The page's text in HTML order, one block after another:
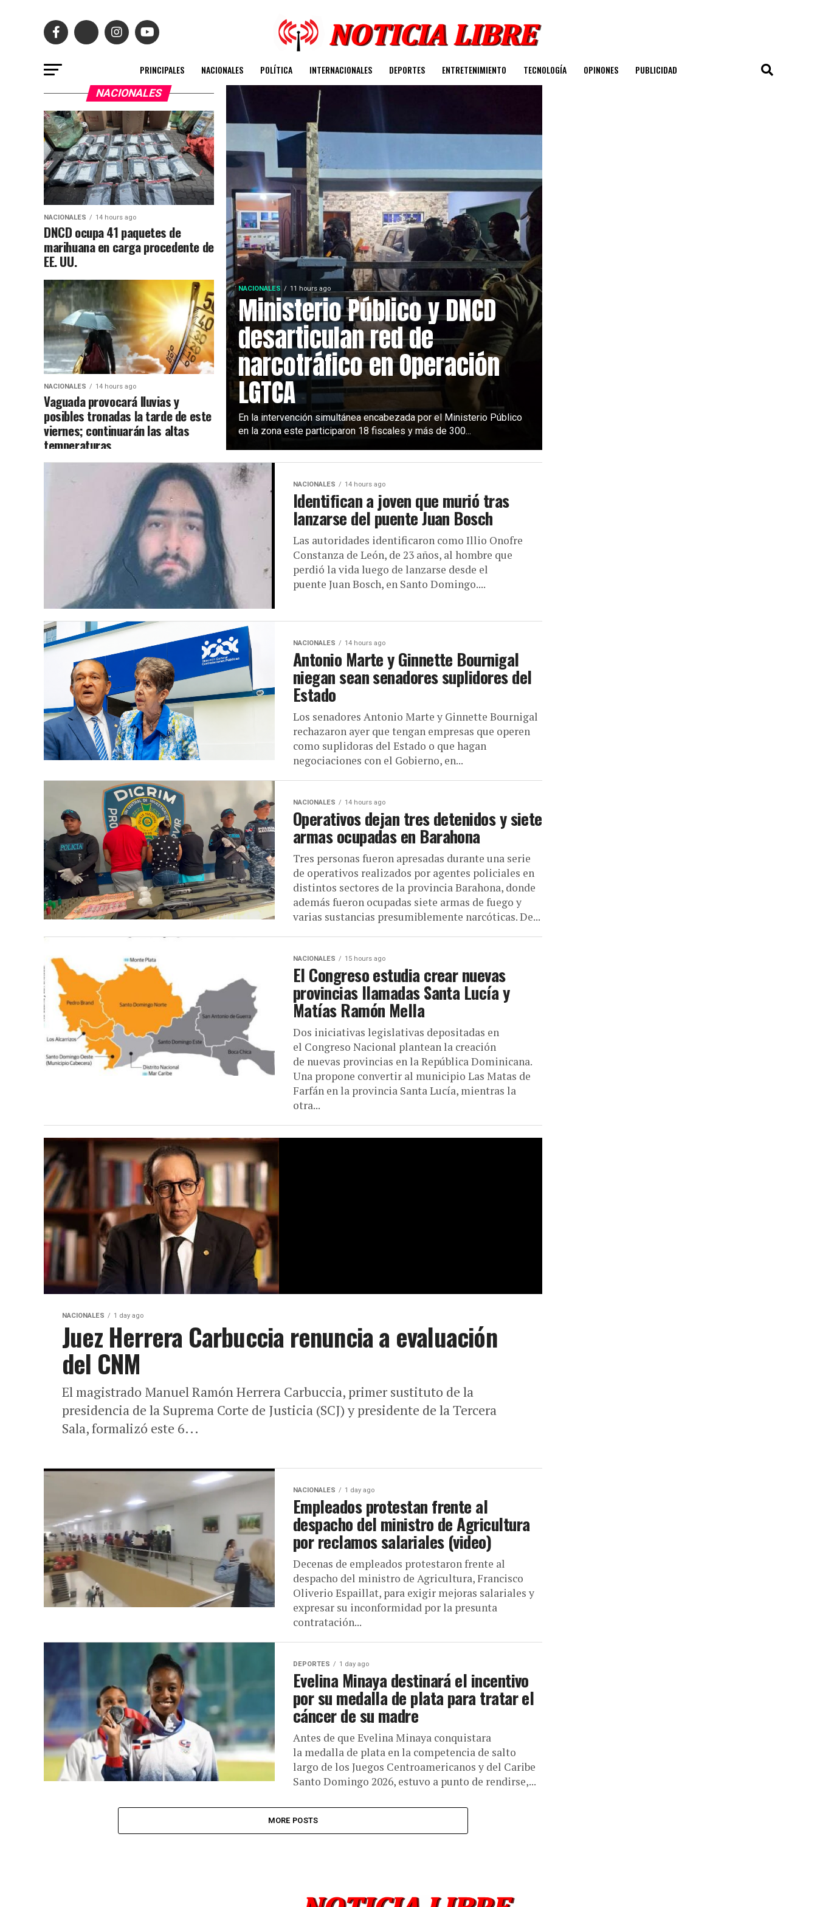
PRINCIPALES NACIONALES POLÍTICA INTERNACIONALES DEPORTES ENTRETENIMIENTO TECNOLOGÍA OPINONES PUBLICIDAD
NACIONALES 11 hours ago
Ministerio Público y DNCD
desarticulan red de
narcotráfico en Operación
LGTCA
En la intervención simultánea encabezada por el Ministerio Público
en la zona este participaron 18 fiscales y más de 300...
NACIONALES
NACIONALES 14 hours ago
DNCD ocupa 41 paquetes de
marihuana en carga procedente de
EE. UU.
NACIONALES 14 hours ago
Vaguada provocará lluvias y
posibles tronadas la tarde de este
viernes; continuarán las altas
temperaturas
NACIONALES 14 hours ago
Identifican a joven que murió tras
lanzarse del puente Juan Bosch
Las autoridades identificaron como Illio Onofre
Constanza de León, de 23 años, al hombre que
perdió la vida luego de lanzarse desde el
puente Juan Bosch, en Santo Domingo....
NACIONALES 14 hours ago
Antonio Marte y Ginnette Bournigal
niegan sean senadores suplidores del
Estado
Los senadores Antonio Marte y Ginnette Bournigal
rechazaron ayer que tengan empresas que operen
como suplidoras del Estado o que hagan
negociaciones con el Gobierno, en...
NACIONALES 14 hours ago
Operativos dejan tres detenidos y siete
armas ocupadas en Barahona
Tres personas fueron apresadas durante una serie
de operativos realizados por agentes policiales en
distintos sectores de la provincia Barahona, donde
además fueron ocupadas siete armas de fuego y
varias sustancias presumiblemente narcóticas. De...
NACIONALES 15 hours ago
El Congreso estudia crear nuevas
provincias llamadas Santa Lucía y
Matías Ramón Mella
Dos iniciativas legislativas depositadas en
el Congreso Nacional plantean la creación
de nuevas provincias en la República Dominicana.
Una propone convertir al municipio Las Matas de
Farfán en la provincia Santa Lucía, mientras la
otra...
NACIONALES 1 day ago
Juez Herrera Carbuccia renuncia a evaluación
del CNM
El magistrado Manuel Ramón Herrera Carbuccia, primer sustituto de la
presidencia de la Suprema Corte de Justicia (SCJ) y presidente de la Tercera
Sala, formalizó este 6...
NACIONALES 1 day ago
Empleados protestan frente al
despacho del ministro de Agricultura
por reclamos salariales (video)
Decenas de empleados protestaron frente al
despacho del ministro de Agricultura, Francisco
Oliverio Espaillat, para exigir mejoras salariales y
expresar su inconformidad por la presunta
contratación...
DEPORTES 1 day ago
Evelina Minaya destinará el incentivo
por su medalla de plata para tratar el
cáncer de su madre
Antes de que Evelina Minaya conquistara
la medalla de plata en la competencia de salto
largo de los Juegos Centroamericanos y del Caribe
Santo Domingo 2026, estuvo a punto de rendirse,...
MORE POSTS